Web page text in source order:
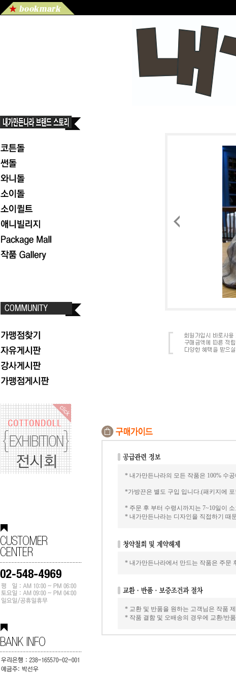
* 내가만든나라의 모든 작품은 100% 수
*가방끈은 별도 구입 입니다.(패키지에
* 주문 후 부터 수령시까지는 7~10일이
* 내가만든나라는 디자인을 직접하기 때
* 내가만든나라에서 만드는 작품은 주문
* 교환 및 반품을 원하는 고객님은 작품
* 작품 결함 및 오배송의 경우에 교환/반